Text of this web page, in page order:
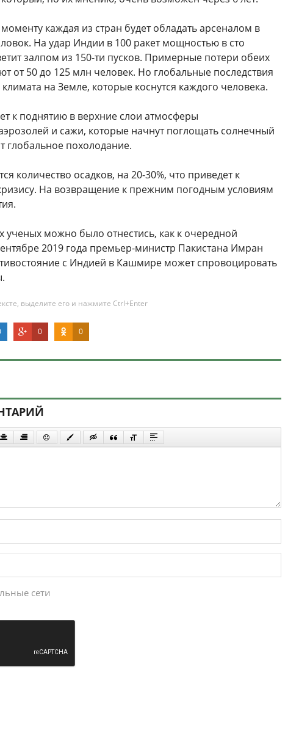
моменту каждая из стран будет обладать арсеналом в
На удар Индии в 100 ракет мощностью в сто
залпом из 150-ти пусков. Примерные потери обеих
от 50 до 125 млн человек. Но глобальные последствия
на Земле, которые коснутся каждого человека.
к поднятию в верхние слои атмосферы
и сажи, которые начнут поглощать солнечный
глобальное похолодание.
количество осадков, на 20-30%, что приведет к
На возвращение к прежним погодным условиям
ученых можно было отнестись, как к очередной
2019 года премьер-министр Пакистана Имран
с Индией в Кашмире может спровоцировать
выделите его и нажмите Ctrl+Enter
0 0
сети